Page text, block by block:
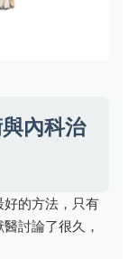
內科治
的方法，只有
討論了很久，